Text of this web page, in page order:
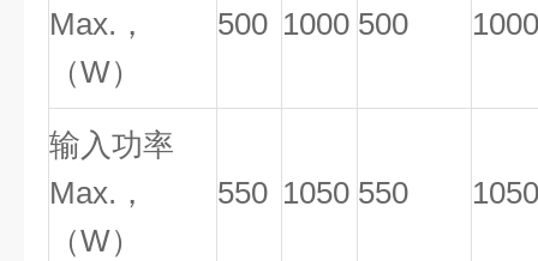
Max.，
（W）
500 1000 500 1000
输入功率
Max.，
（W）
550 1050 550 1050